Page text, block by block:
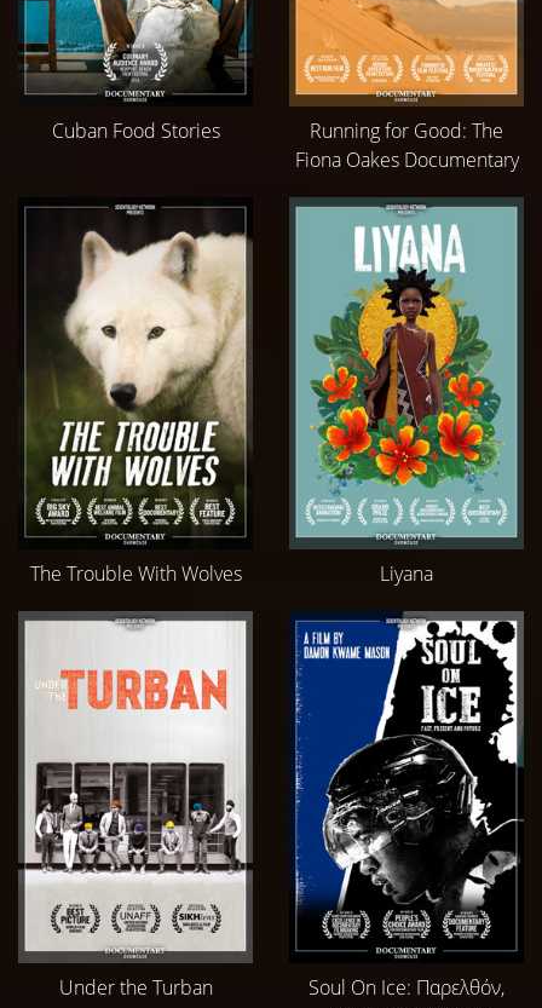
Cuban Food Stories
Running for Good: The
Fiona Oakes Documentary
The Trouble With Wolves Liyana
Under the Turban
Soul On Ice: Παρελθόν,